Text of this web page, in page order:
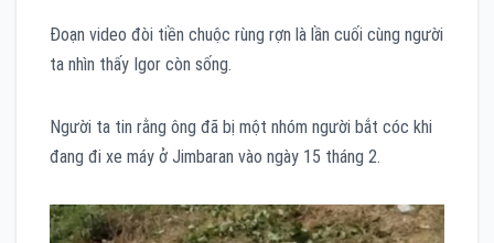
Đoạn video đòi tiền chuộc rùng rợn là lần cuối cùng người
ta nhìn thấy Igor còn sống.
Người ta tin rằng ông đã bị một nhóm người bắt cóc khi
đang đi xe máy ở Jimbaran vào ngày 15 tháng 2.